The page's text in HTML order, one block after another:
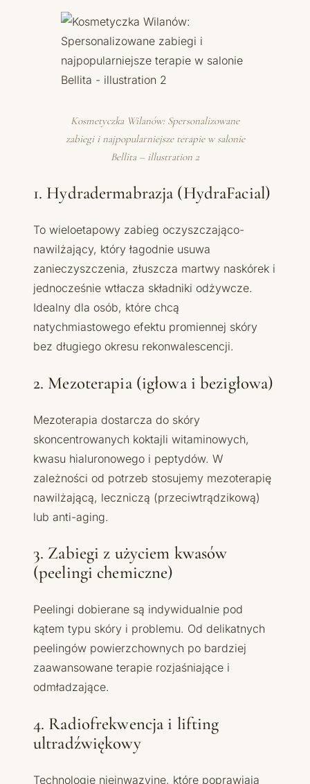
Kosmetyczka Wilanów: Spersonalizowane
zabiegi i najpopularniejsze terapie w salonie
Bellita – illustration 2
1. Hydradermabrazja (HydraFacial)
To wieloetapowy zabieg oczyszczająco-
nawilżający, który łagodnie usuwa
zanieczyszczenia, złuszcza martwy naskórek i
jednocześnie wtłacza składniki odżywcze.
Idealny dla osób, które chcą
natychmiastowego efektu promiennej skóry
bez długiego okresu rekonwalescencji.
2. Mezoterapia (igłowa i bezigłowa)
Mezoterapia dostarcza do skóry
skoncentrowanych koktajli witaminowych,
kwasu hialuronowego i peptydów. W
zależności od potrzeb stosujemy mezoterapię
nawilżającą, leczniczą (przeciwtrądzikową)
lub anti-aging.
3. Zabiegi z użyciem kwasów
(peelingi chemiczne)
Peelingi dobierane są indywidualnie pod
kątem typu skóry i problemu. Od delikatnych
peelingów powierzchownych po bardziej
zaawansowane terapie rozjaśniające i
odmładzające.
4. Radiofrekwencja i lifting
ultradźwiękowy
Technologie nieinwazyjne, które poprawiają